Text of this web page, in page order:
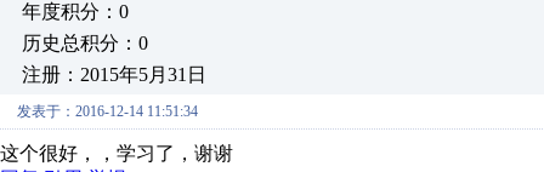
年度积分：0
历史总积分：0
注册：2015年5月31日
发表于：2016-12-14 11:51:34
这个很好，，学习了，谢谢